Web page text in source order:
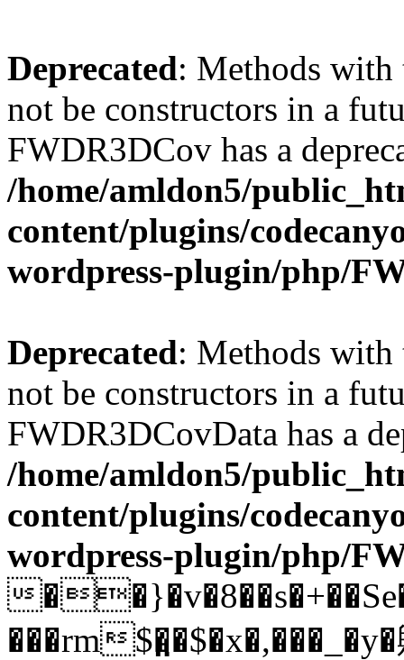
Deprecated: Methods with
not be constructors in a
FWDR3DCov has a
/home/amldon5/
content/plugins/
wordpress-plugin/php/
Deprecated: Methods with
not be constructors in a
FWDR3DCovData has a
/home/amldon5/
content/plugins/
wordpress-plugin/php/
���rm